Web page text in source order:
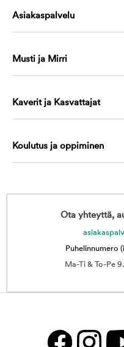
Asiakaspalvelu
Musti ja Mirri
Kaverit ja Kasvattajat
Koulutus ja oppiminen
Ota yhteyttä,
Puhelinnumero
Ma-Ti & To-Pe